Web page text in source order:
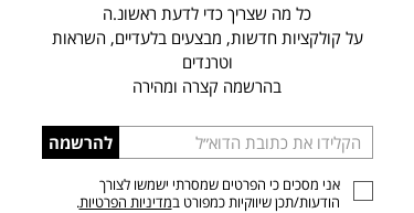
כל מה שצריך כדי לדעת ראשונ.ה
על קולקציות חדשות, מבצעים בלעדיים, השראות
וטרנדים
בהרשמה קצרה ומהירה
הכניסו
כתובת
דוא”ל
להרשמה
אני מסכים כי הפרטים שמסרתי ישמשו לצורך
הודעות/תכן שיווקיות כמפורט במדיניות הפרטיות.